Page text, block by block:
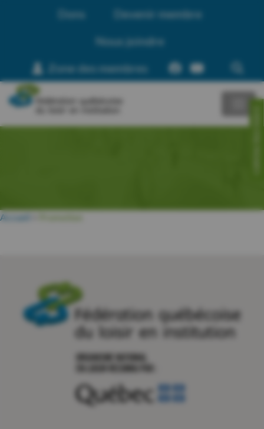
Dons
Devenir membre
Nous joindre
Zone des membres
Accueil